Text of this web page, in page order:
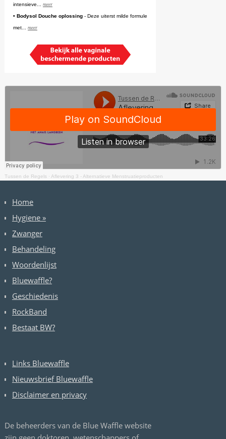
intensieve... meer
• Bodysol Douche oplossing- Deze uiterst milde formule
met... meer
Tussen de Regels· Aflevering 3 - Alternatieve Menstruatieproducten
Home
Hygiene»
Zwanger
Behandeling
Woordenlijst
Bluewaffle?
Geschiedenis
RockBand
Bestaat BW?
Links Bluewaffle
Nieuwsbrief Bluewaffle
Disclaimer en privacy
De beheerders van de Blue Waffle website